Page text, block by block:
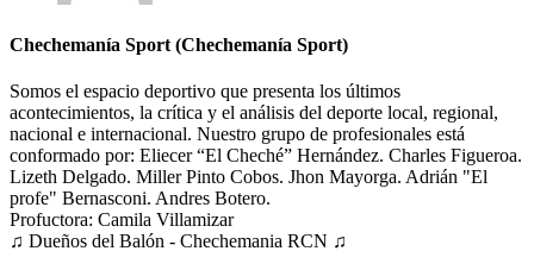
Chechemanía Sport (Chechemanía Sport)
Somos el espacio deportivo que presenta los últimos
acontecimientos, la crítica y el análisis del deporte local, regional,
nacional e internacional. Nuestro grupo de profesionales está
conformado por: Eliecer “El Cheché” Hernández. Charles Figueroa.
Lizeth Delgado. Miller Pinto Cobos. Jhon Mayorga. Adrián "El
profe" Bernasconi. Andres Botero.
Profuctora: Camila Villamizar
♫ Dueños del Balón - Chechemania RCN ♫